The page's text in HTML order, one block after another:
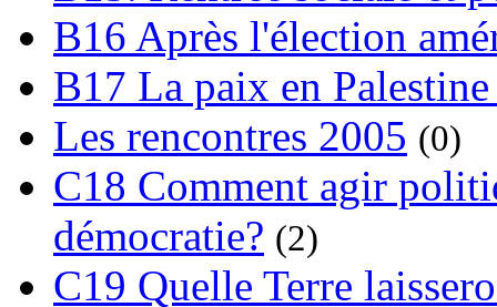
B16 Après l'élection
B17 La paix en
Les rencontres 2005 (0)
C18 Comment agir
démocratie? (2)
C19 Quelle Terre